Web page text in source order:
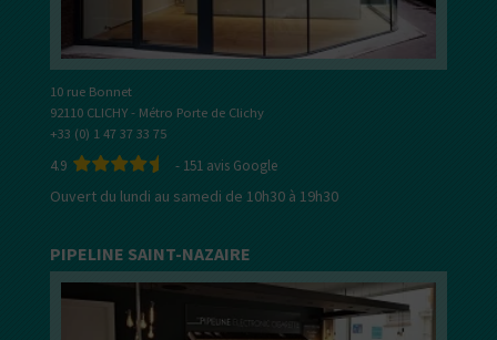
10 rue Bonnet
92110 CLICHY - Métro Porte de Clichy
+33 (0) 1 47 37 33 75
4.9 - 151 avis Google
Ouvert du lundi au samedi de 10h30 à 19h30
PIPELINE SAINT-NAZAIRE